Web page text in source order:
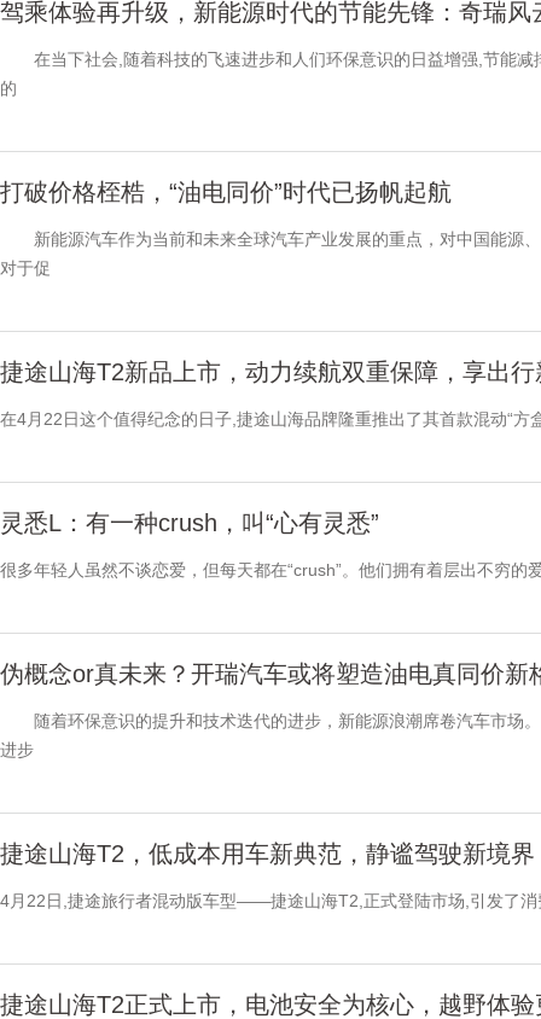
驾乘体验再升级，新能源时代的节能先锋：奇瑞风
在当下社会,随着科技的飞速进步和人们环保意识的日益增强,节能减
的
打破价格桎梏，“油电同价”时代已扬帆起航
新能源汽车作为当前和未来全球汽车产业发展的重点，对中国能源
对于促
捷途山海T2新品上市，动力续航双重保障，享出行
在4月22日这个值得纪念的日子,捷途山海品牌隆重推出了其首款混动“方
灵悉L：有一种crush，叫“心有灵悉”
很多年轻人虽然不谈恋爱，但每天都在“crush”。他们拥有着层出不穷
伪概念or真未来？开瑞汽车或将塑造油电真同价新
随着环保意识的提升和技术迭代的进步，新能源浪潮席卷汽车市场。
进步
捷途山海T2，低成本用车新典范，静谧驾驶新境界
4月22日,捷途旅行者混动版车型——捷途山海T2,正式登陆市场,引发了消
捷途山海T2正式上市，电池安全为核心，越野体